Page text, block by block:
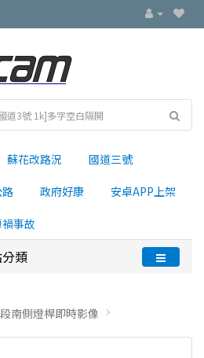
蘇花改路況 國道三號
政府好康 安卓APP上架
事故
類
南側燈桿即時影像